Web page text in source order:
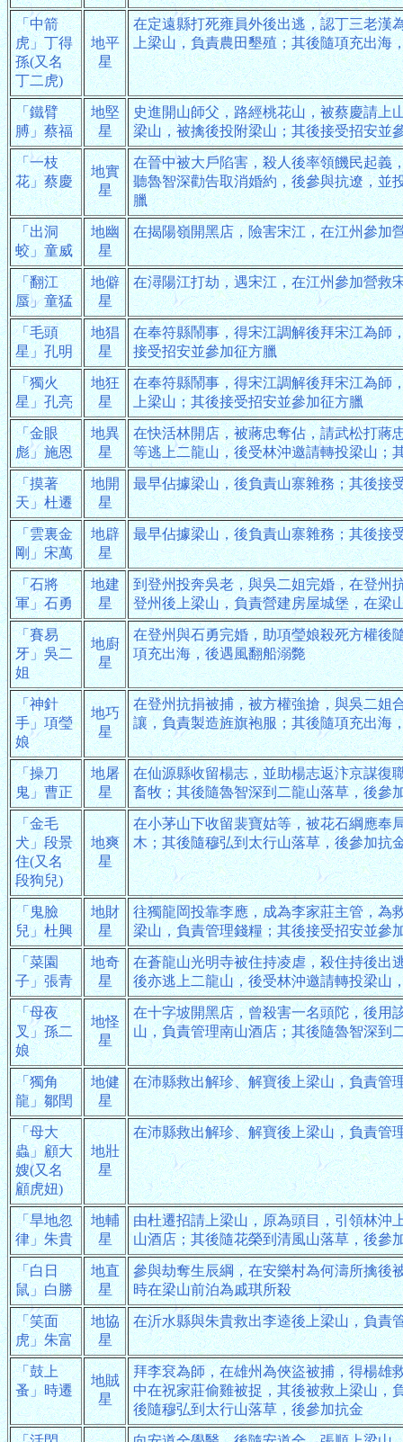
「中箭
虎」丁得
孫(又名
丁二虎)
地平
星
在定遠縣打死雍員外後出逃，認丁三老漢
上梁山，負責農田墾殖；其後隨項充出海
「鐵臂
膊」蔡福
地堅
星
史進開山師父，路經桃花山，被蔡慶請上
梁山，被擒後投附梁山；其後接受招安並
「一枝
花」蔡慶
地實
星
在晉中被大戶陷害，殺人後率領饑民起義
聽魯智深勸告取消婚約，後參與抗遼，並
臘
「出洞
蛟」童威
地幽
星
在揭陽嶺開黑店，險害宋江，在江州參加
「翻江
蜃」童猛
地僻
星
在潯陽江打劫，遇宋江，在江州參加營救
「毛頭
星」孔明
地猖
星
在奉符縣鬧事，得宋江調解後拜宋江為師
接受招安並參加征方臘
「獨火
星」孔亮
地狂
星
在奉符縣鬧事，得宋江調解後拜宋江為師
上梁山；其後接受招安並參加征方臘
「金眼
彪」施恩
地異
星
在快活林開店，被蔣忠奪佔，請武松打蔣
等逃上二龍山，後受林沖邀請轉投梁山；
「摸著
天」杜遷
地開
星
最早佔據梁山，後負責山寨雜務；其後接
「雲裏金
剛」宋萬
地辟
星
最早佔據梁山，後負責山寨雜務；其後接
「石將
軍」石勇
地建
星
到登州投奔吳老，與吳二姐完婚，在登州
登州後上梁山，負責營建房屋城堡，在梁
「賽易
牙」吳二
姐
地廚
星
在登州與石勇完婚，助項瑩娘殺死方權後
項充出海，後遇風翻船溺斃
「神針
手」項瑩
娘
地巧
星
在登州抗捐被捕，被方權強搶，與吳二姐
讓，負責製造旌旗袍服；其後隨項充出海
「操刀
鬼」曹正
地屠
星
在仙源縣收留楊志，並助楊志返汴京謀復
畜牧；其後隨魯智深到二龍山落草，後參
「金毛
犬」段景
住(又名
段狗兒)
地爽
星
在小茅山下收留裴寶姑等，被花石綱應奉
木；其後隨穆弘到太行山落草，後參加抗
「鬼臉
兒」杜興
地財
星
往獨龍岡投靠李應，成為李家莊主管，為
梁山，負責管理錢糧；其後接受招安並參
「菜園
子」張青
地奇
星
在蒼龍山光明寺被住持凌虐，殺住持後出
後亦逃上二龍山，後受林沖邀請轉投梁山
「母夜
叉」孫二
娘
地怪
星
在十字坡開黑店，曾殺害一名頭陀，後用
山，負責管理南山酒店；其後隨魯智深到
「獨角
龍」鄒閏
地健
星
在沛縣救出解珍、解寶後上梁山，負責管
「母大
蟲」顧大
嫂(又名
顧虎妞)
地壯
星
在沛縣救出解珍、解寶後上梁山，負責管
「旱地忽
律」朱貴
地輔
星
由杜遷招請上梁山，原為頭目，引領林沖
山酒店；其後隨花榮到清風山落草，後參
「白日
鼠」白勝
地直
星
參與劫奪生辰綱，在安樂村為何濤所擒後
時在梁山前泊為戚琪所殺
「笑面
虎」朱富
地協
星
在沂水縣與朱貴救出李逵後上梁山，負責
「鼓上
蚤」時遷
地賊
星
拜李袞為師，在雄州為俠盜被捕，得楊雄
中在祝家莊偷雞被捉，其後被救上梁山，
後隨穆弘到太行山落草，後參加抗金